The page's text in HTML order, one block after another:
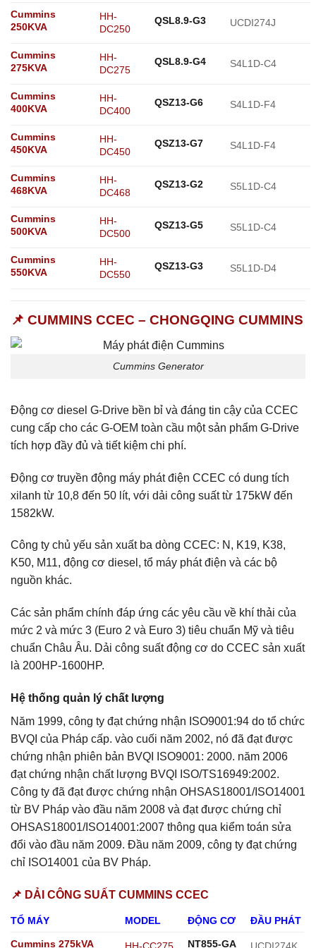
Cummins
250KVA
HH-
DC250
QSL8.9-G3 UCDI274J
Cummins
275KVA
HH-
DC275
QSL8.9-G4 S4L1D-C4
Cummins
400KVA
HH-
DC400
QSZ13-G6 S4L1D-F4
Cummins
450KVA
HH-
DC450
QSZ13-G7 S4L1D-F4
Cummins
468KVA
HH-
DC468
QSZ13-G2 S5L1D-C4
Cummins
500KVA
HH-
DC500
QSZ13-G5 S5L1D-C4
Cummins
550KVA
HH-
DC550
QSZ13-G3 S5L1D-D4
📌 CUMMINS CCEC – CHONGQING CUMMINS
Cummins Generator
Động cơ diesel G-Drive bền bỉ và đáng tin cậy của CCEC
cung cấp cho các G-OEM toàn cầu một sản phẩm G-Drive
tích hợp đầy đủ và tiết kiệm chi phí.
Động cơ truyền động máy phát điện CCEC có dung tích
xilanh từ 10,8 đến 50 lít, với dải công suất từ ​​175kW đến
1582kW.
Công ty chủ yếu sản xuất ba dòng CCEC: N, K19, K38,
K50, M11, động cơ diesel, tổ máy phát điện và các bộ
nguồn khác.
Các sản phẩm chính đáp ứng các yêu cầu về khí thải của
mức 2 và mức 3 (Euro 2 và Euro 3) tiêu chuẩn Mỹ và tiêu
chuẩn Châu Âu. Dải công suất động cơ do CCEC sản xuất
là 200HP-1600HP.
Hệ thống quản lý chất lượng
Năm 1999, công ty đạt chứng nhận ISO9001:94 do tổ chức
BVQI của Pháp cấp. vào cuối năm 2002, nó đã đạt được
chứng nhận phiên bản BVQI ISO9001: 2000. năm 2006
đạt chứng nhận chất lượng BVQI ISO/TS16949:2002.
Công ty đã đạt được chứng nhận OHSAS18001/ISO14001
từ BV Pháp vào đầu năm 2008 và đạt được chứng chỉ
OHSAS18001/ISO14001:2007 thông qua kiểm toán sửa
đổi vào đầu năm 2009. Đầu năm 2009, công ty đạt chứng
chỉ ISO14001 của BV Pháp.
📌 DẢI CÔNG SUẤT CUMMINS CCEC
TỔ MÁY MODEL ĐỘNG CƠ ĐẦU PHÁT
Cummins 275kVA HH-CC275 NT855-GA UCDI274K